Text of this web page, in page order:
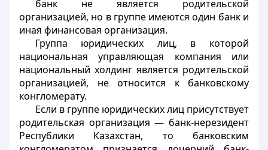
банк не является родительской
организацией, но в группе имеются один банк и
иная финансовая организация.
Группа юридических лиц, в которой
национальная управляющая компания или
национальный холдинг является родительской
организацией, не относится к банковскому
конгломерату.
Если в группе юридических лиц присутствует
родительская организация — банк-нерезидент
Республики Казахстан, то банковским